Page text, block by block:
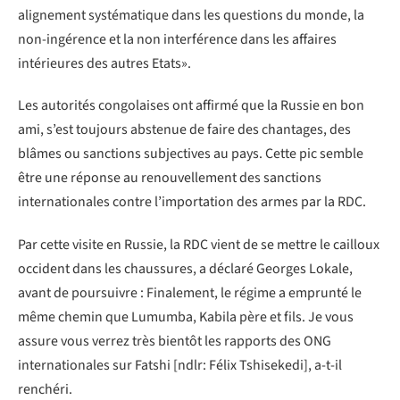
alignement systématique dans les questions du monde, la
non-ingérence et la non interférence dans les affaires
intérieures des autres Etats».
Les autorités congolaises ont affirmé que la Russie en bon
ami, s’est toujours abstenue de faire des chantages, des
blâmes ou sanctions subjectives au pays. Cette pic semble
être une réponse au renouvellement des sanctions
internationales contre l’importation des armes par la RDC.
Par cette visite en Russie, la RDC vient de se mettre le cailloux
occident dans les chaussures, a déclaré Georges Lokale,
avant de poursuivre : Finalement, le régime a emprunté le
même chemin que Lumumba, Kabila père et fils. Je vous
assure vous verrez très bientôt les rapports des ONG
internationales sur Fatshi [ndlr: Félix Tshisekedi], a-t-il
renchéri.